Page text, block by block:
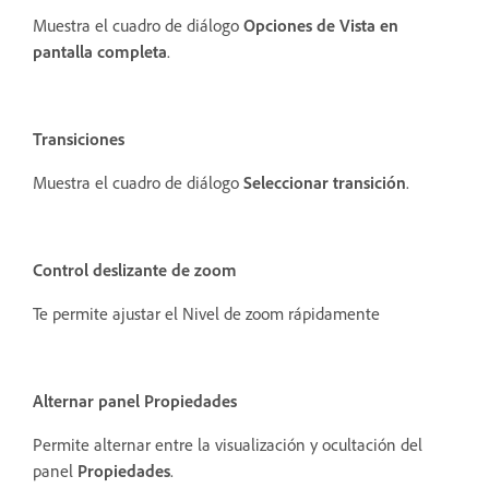
Muestra el cuadro de diálogo Opciones de Vista en
pantalla completa.
Transiciones
Muestra el cuadro de diálogo Seleccionar transición.
Control deslizante de zoom
Te permite ajustar el Nivel de zoom rápidamente
Alternar panel Propiedades
Permite alternar entre la visualización y ocultación del
panel Propiedades.